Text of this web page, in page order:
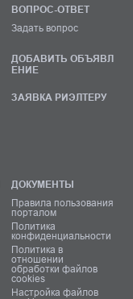
ВОПРОС-ОТВЕТ
Задать вопрос
ДОБАВИТЬ ОБЪЯВЛ
ЕНИЕ
ЗАЯВКА РИЭЛТЕРУ
ДОКУМЕНТЫ
Правила пользования
порталом
Политика
конфиденциальности
Политика в
отношении
обработки файлов
cookies
Настройка файлов